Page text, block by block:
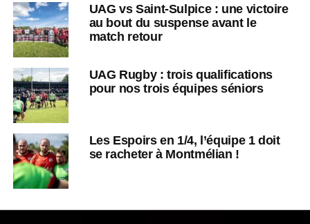
UAG vs Saint-Sulpice : une victoire
au bout du suspense avant le
match retour
UAG Rugby : trois qualifications
pour nos trois équipes séniors
Les Espoirs en 1/4, l’équipe 1 doit
se racheter à Montmélian !